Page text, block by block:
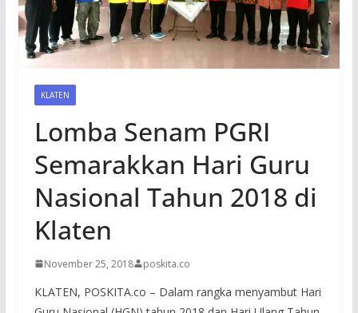
KLATEN
Lomba Senam PGRI
Semarakkan Hari Guru
Nasional Tahun 2018 di
Klaten
November 25, 2018 poskita.co
KLATEN, POSKITA.co – Dalam rangka menyambut Hari